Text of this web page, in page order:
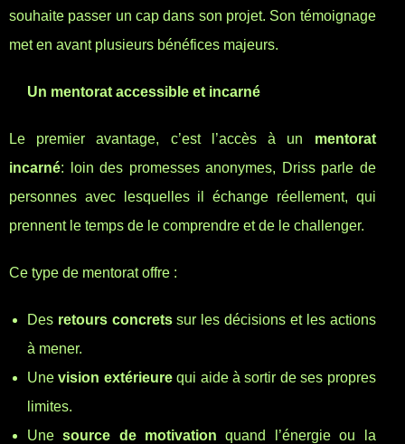
souhaite passer un cap dans son projet. Son témoignage
met en avant plusieurs bénéfices majeurs.
Un mentorat accessible et incarné
Le premier avantage, c’est l’accès à un mentorat
incarné: loin des promesses anonymes, Driss parle de
personnes avec lesquelles il échange réellement, qui
prennent le temps de le comprendre et de le challenger.
Ce type de mentorat offre :
Des retours concretssur les décisions et les actions
à mener.
Unevision extérieurequi aide à sortir de ses propres
limites.
Unesource de motivation quand l’énergie ou la